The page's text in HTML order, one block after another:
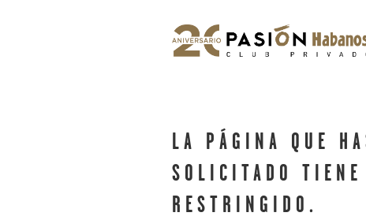
LA PÁGINA QUE
SOLICITADO TIENE
RESTRINGIDO.